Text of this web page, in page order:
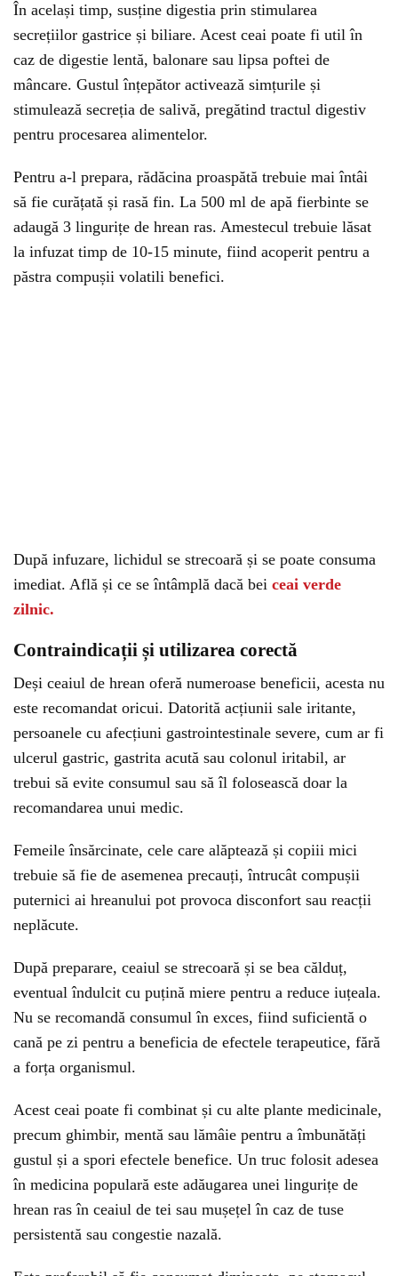
În același timp, susține digestia prin stimularea
secrețiilor gastrice și biliare. Acest ceai poate fi util în
caz de digestie lentă, balonare sau lipsa poftei de
mâncare. Gustul înțepător activează simțurile și
stimulează secreția de salivă, pregătind tractul digestiv
pentru procesarea alimentelor.
Pentru a-l prepara, rădăcina proaspătă trebuie mai întâi
să fie curățată și rasă fin. La 500 ml de apă fierbinte se
adaugă 3 lingurițe de hrean ras. Amestecul trebuie lăsat
la infuzat timp de 10-15 minute, fiind acoperit pentru a
păstra compușii volatili benefici.
După infuzare, lichidul se strecoară și se poate consuma
imediat. Află și ce se întâmplă dacă bei ceai verde
zilnic.
Contraindicații și utilizarea corectă
Deși ceaiul de hrean oferă numeroase beneficii, acesta nu
este recomandat oricui. Datorită acțiunii sale iritante,
persoanele cu afecțiuni gastrointestinale severe, cum ar fi
ulcerul gastric, gastrita acută sau colonul iritabil, ar
trebui să evite consumul sau să îl folosească doar la
recomandarea unui medic.
Femeile însărcinate, cele care alăptează și copiii mici
trebuie să fie de asemenea precauți, întrucât compușii
puternici ai hreanului pot provoca disconfort sau reacții
neplăcute.
După preparare, ceaiul se strecoară și se bea călduț,
eventual îndulcit cu puțină miere pentru a reduce iuțeala.
Nu se recomandă consumul în exces, fiind suficientă o
cană pe zi pentru a beneficia de efectele terapeutice, fără
a forța organismul.
Acest ceai poate fi combinat și cu alte plante medicinale,
precum ghimbir, mentă sau lămâie pentru a îmbunătăți
gustul și a spori efectele benefice. Un truc folosit adesea
în medicina populară este adăugarea unei lingurițe de
hrean ras în ceaiul de tei sau mușețel în caz de tuse
persistentă sau congestie nazală.